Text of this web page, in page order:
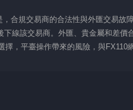
合規交易商的合法性與外匯交易
線該交易商。外匯、貴金屬和差
，平臺操作帶來的風險，與FX110